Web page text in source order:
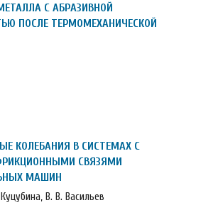
С АБРАЗИВНОЙ
ПОСЛЕ ТЕРМОМЕХАНИЧЕСКОЙ
КОЛЕБАНИЯ В СИСТЕМАХ С
СВЯЗЯМИ
МАШИН
В. В. Васильев